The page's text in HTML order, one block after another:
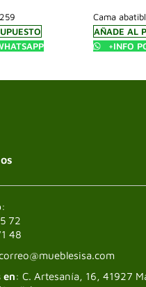
Cama
AÑADE AL
+INFO
:
72
48
en: C. Artesanía, 16, 41927